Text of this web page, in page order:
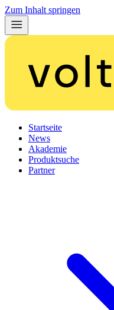
Zum Inhalt springen
Startseite
News
Akademie
Produktsuche
Partner